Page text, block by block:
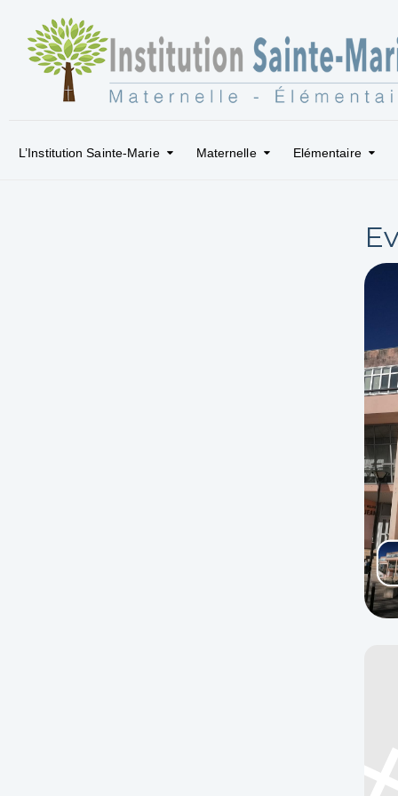
L’Institution Sainte-Marie Maternelle Elémentaire